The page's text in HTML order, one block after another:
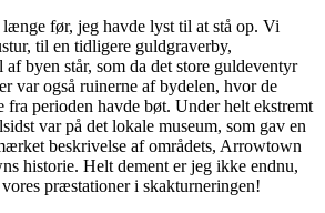
før, jeg havde lyst til at stå op. Vi
til en tidligere guldgraverby,
byen står, som da det store guldeventyr
var også ruinerne af bydelen, hvor de
fra perioden havde bøt. Under helt ekstremt
var på det lokale museum, som gav en
beskrivelse af områdets, Arrowtown
historie. Helt dement er jeg ikke endnu,
præstationer i skakturneringen!